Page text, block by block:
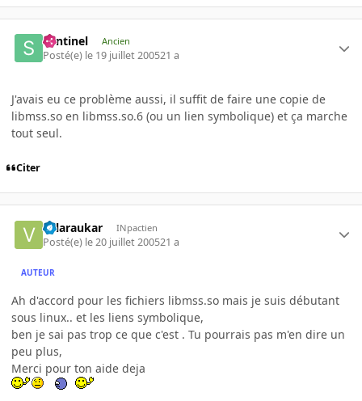
Sentinel Ancien
Posté(e) le 19 juillet 200521 a
J'avais eu ce problème aussi, il suffit de faire une copie de
libmss.so en libmss.so.6 (ou un lien symbolique) et ça marche
tout seul.
Citer
valaraukar INpactien
Posté(e) le 20 juillet 200521 a
AUTEUR
Ah d'accord pour les fichiers libmss.so mais je suis débutant
sous linux.. et les liens symbolique,
ben je sai pas trop ce que c'est . Tu pourrais pas m'en dire un
peu plus,
Merci pour ton aide deja